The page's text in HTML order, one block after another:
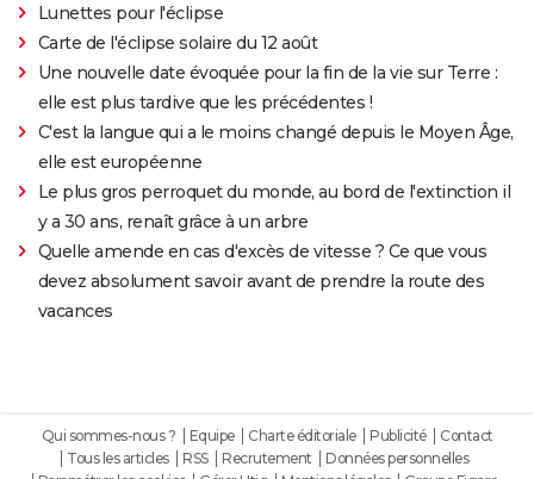
Lunettes pour l'éclipse
Carte de l'éclipse solaire du 12 août
Une nouvelle date évoquée pour la fin de la vie sur Terre :
elle est plus tardive que les précédentes !
C'est la langue qui a le moins changé depuis le Moyen Âge,
elle est européenne
Le plus gros perroquet du monde, au bord de l'extinction il
y a 30 ans, renaît grâce à un arbre
Quelle amende en cas d'excès de vitesse ? Ce que vous
devez absolument savoir avant de prendre la route des
vacances
Qui sommes-nous ? Equipe Charte éditoriale Publicité
Contact
Tous les articles
RSS Recrutement
Données personnelles